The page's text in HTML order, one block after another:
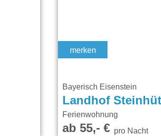
merken
Bayerisch Eisenstein
Landhof
Ferienwohnung
ab 55,- €pro Nacht